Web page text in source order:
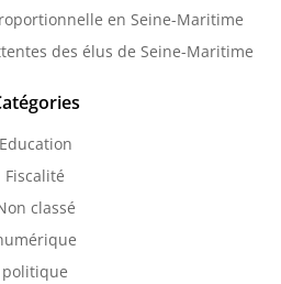
en Seine-Maritime
des élus de Seine-Maritime
Education
Fiscalité
classé
politique